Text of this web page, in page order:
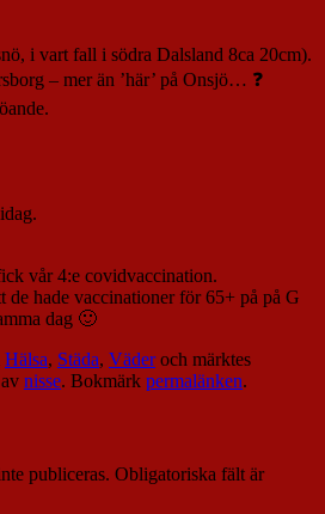
i vart fall i södra Dalsland 8ca 20cm).
– mer än ’här’ på Onsjö… ❓
vår 4:e covidvaccination.
de hade vaccinationer för 65+ på på G
dag 🙂
Hälsa, Städa, Väderoch märktes
av nisse. Bokmärk permalänken.
publiceras. Obligatoriska fält är